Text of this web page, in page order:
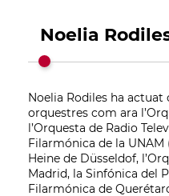
Noelia
Noelia Rodiles ha
orquestres com ara
l’Orquesta de Radio
Filarmónica de la UNAM
Heine de Düsseldof,
Madrid, la Sinfónica del
Filarmónica de